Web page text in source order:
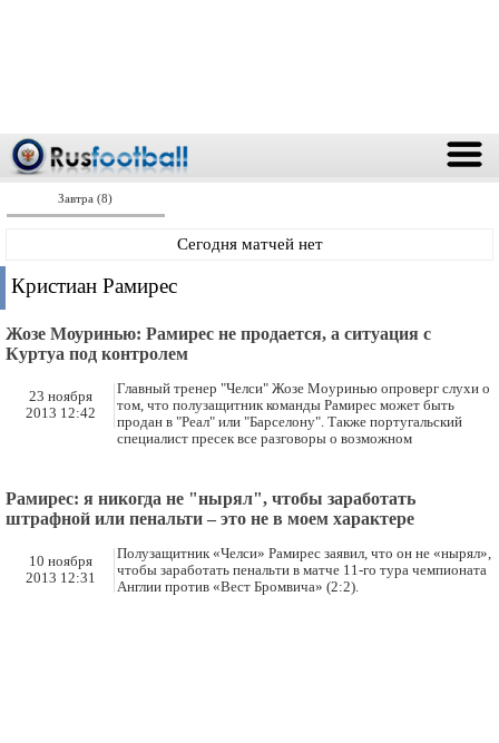
Завтра (8)
Сегодня матчей нет
Кристиан Рамирес
Жозе Моуринью: Рамирес не продается, а ситуация с
Куртуа под контролем
23 ноября
2013 12:42
Главный тренер "Челси" Жозе Моуринью опроверг слухи о
том, что полузащитник команды Рамирес может быть
продан в "Реал" или "Барселону". Также португальский
специалист пресек все разговоры о возможном
Рамирес: я никогда не "нырял", чтобы заработать
штрафной или пенальти – это не в моем характере
10 ноября
2013 12:31
Полузащитник «Челси» Рамирес заявил, что он не «нырял»,
чтобы заработать пенальти в матче 11-го тура чемпионата
Англии против «Вест Бромвича» (2:2).